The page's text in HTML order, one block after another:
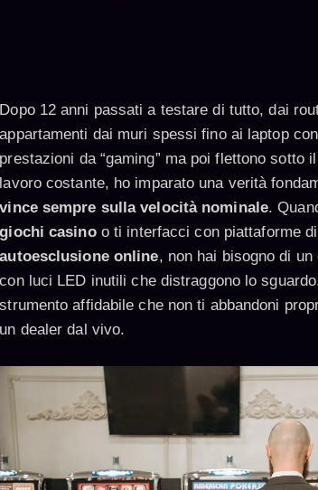
Dopo 12 anni passati a testare di tutto, dai
appartamenti dai muri spessi fino ai laptop
prestazioni da “gaming” ma poi flettono sotto
lavoro costante, ho imparato una verità
vince sempre sulla velocità nominale.
giochi casinoo ti interfacci con piattaforme
autoesclusione online, non hai bisogno di
con luci LED inutili che distraggono lo
strumento affidabile che non ti abbandoni
un dealer dal vivo.